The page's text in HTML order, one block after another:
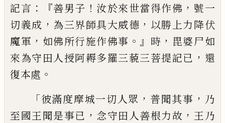
記言 ：『善男子 ！ 汝於來世當得作佛 ，號一
切義成 ， 為三界師具大威德 ， 以勝上力降伏
魔軍 ， 如佛所行施作佛事 。』 時 ， 毘婆尸如
來為守田人授阿耨多羅三藐三菩提記已 ， 還
復本處 。
「彼滿度摩城一切人眾 ， 普聞其事 ， 乃
至國王聞是事已 ， 念守田人善根力故 ， 王乃